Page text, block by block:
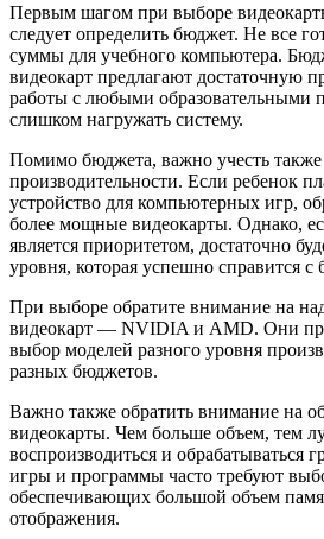
Первым шагом при выборе
следует определить бюджет. Не все
суммы для учебного компьютера.
видеокарт предлагают достаточную
работы с любыми образовательными
слишком нагружать систему.
Помимо бюджета, важно учесть также
производительности. Если ребенок
устройство для компьютерных игр,
более мощные видеокарты. Однако,
является приоритетом, достаточно
уровня, которая успешно справится с
При выборе обратите внимание на
видеокарт — NVIDIA и AMD. Они
выбор моделей разного уровня
разных бюджетов.
Важно также обратить внимание на
видеокарты. Чем больше объем, тем
воспроизводиться и обрабатываться
игры и программы часто требуют
обеспечивающих большой объем
отображения.